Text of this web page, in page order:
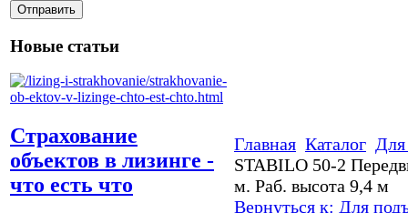
Новые статьи
Страхование
объектов в лизинге -
что есть что
Главная Каталог
STABILO 50-2
м. Раб. высота 9,4 м
Вернуться к: Для